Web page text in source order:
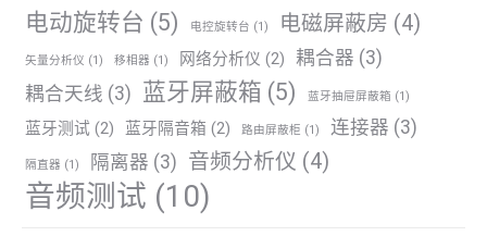
电动旋转台 (5) 电控旋转台 (1) 电磁屏蔽房 (4)
矢量分析仪 (1) 移相器 (1) 网络分析仪 (2) 耦合器 (3)
耦合天线 (3) 蓝牙屏蔽箱 (5) 蓝牙抽屉屏蔽箱 (1)
蓝牙测试 (2) 蓝牙隔音箱 (2) 路由屏蔽柜 (1) 连接器 (3)
隔直器 (1) 隔离器 (3) 音频分析仪 (4)
音频测试 (10)